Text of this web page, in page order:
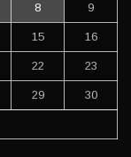
8 9
15 16
22 23
29 30